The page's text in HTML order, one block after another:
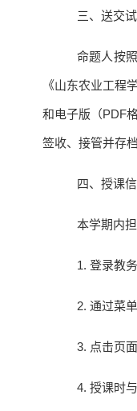
三、送交
命题人按
《山东农业工程
和电子版（PDF
签收、接管并存
四、授课
本学期内
1. 登录教
2. 通过菜单
3. 点击页
4. 授课时